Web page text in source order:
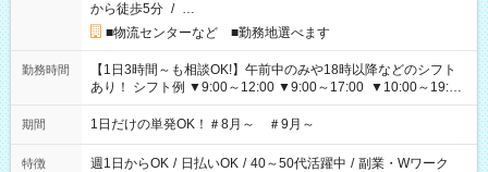
から徒歩5分 / …
■物流センターなど ■勤務地選べます
勤務時間
【1日3時間～も相談OK!】午前中のみや18時以降などのシフト
あり！ シフト例 ▼9:00～12:00 ▼9:00～17:00 ▼10:00～19:00
▼18:00～21:00
期間 1日だけの単発OK！＃8月～ ＃9月～
特徴 週1日からOK / 日払いOK / 40～50代活躍中 / 副業・Wワーク